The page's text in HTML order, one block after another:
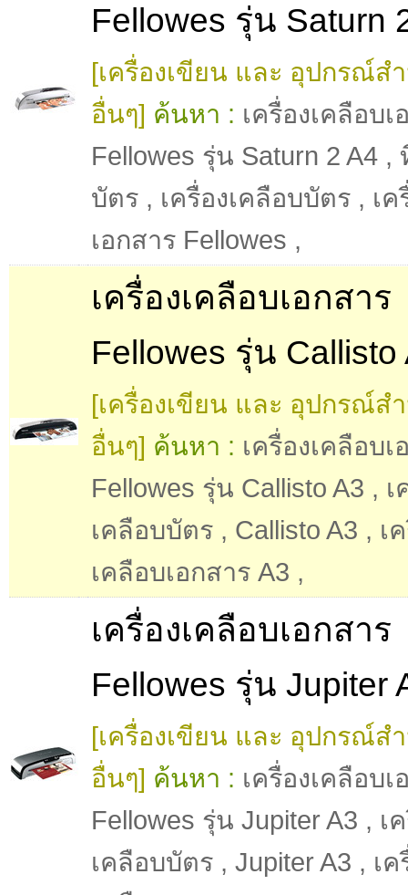
Fellowes รุ่น Saturn
[เครื่องเขียน และ อุปกรณ์ส
อื่นๆ] ค้นหา : เครื่องเคลือบเ
Fellowes รุ่น Saturn 2 A4 ,
บัตร , เครื่องเคลือบบัตร , เ
เอกสาร Fellowes ,
เครื่องเคลือบเอกสาร
Fellowes รุ่น Callisto
[เครื่องเขียน และ อุปกรณ์ส
อื่นๆ] ค้นหา : เครื่องเคลือบเ
Fellowes รุ่น Callisto A3 , เ
เคลือบบัตร , Callisto A3 , เ
เคลือบเอกสาร A3 ,
เครื่องเคลือบเอกสาร
Fellowes รุ่น Jupiter
[เครื่องเขียน และ อุปกรณ์ส
อื่นๆ] ค้นหา : เครื่องเคลือบเ
Fellowes รุ่น Jupiter A3 , เ
เคลือบบัตร , Jupiter A3 , เค